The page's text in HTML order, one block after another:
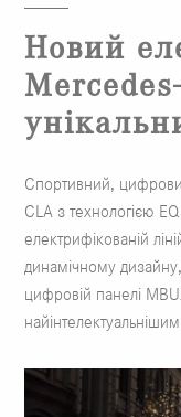
Новий
Спортивний,
CLA з технологією
електрифікованій
динамічному дизайну,
цифровій панелі